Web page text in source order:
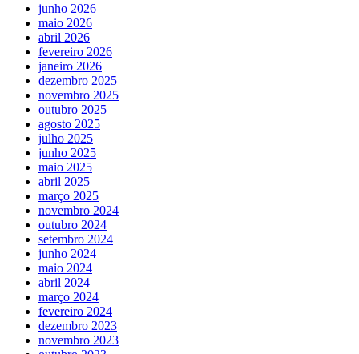
junho 2026
maio 2026
abril 2026
fevereiro 2026
janeiro 2026
dezembro 2025
novembro 2025
outubro 2025
agosto 2025
julho 2025
junho 2025
maio 2025
abril 2025
março 2025
novembro 2024
outubro 2024
setembro 2024
junho 2024
maio 2024
abril 2024
março 2024
fevereiro 2024
dezembro 2023
novembro 2023